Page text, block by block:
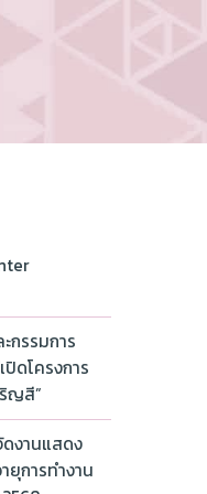
กรรมการ
ดโครงการ
ญสี”
ดงานแสดง
ยุการทำงาน